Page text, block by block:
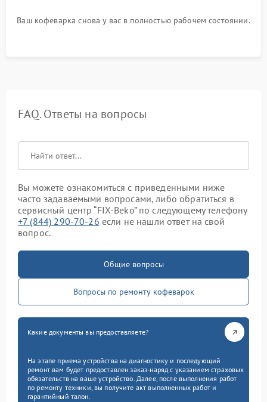
Ваш кофеварка снова у вас в полностью рабочем состоянии.
FAQ. Ответы на вопросы
Вы можете ознакомиться с приведенными ниже
часто задаваемыми вопросами, либо обратиться в
сервисный центр “FIX-Beko” по следующему телефону
+7 (844) 290-70-26 если не нашли ответ на свой
вопрос.
Общие вопросы
Вопросы по ремонту кофеварок
Какие документы вы предоставляете?
На этапе приема устройства на диагностику и последующий
ремонт вам будет предоставлен заказ-наряд с указанием страховых
обязательств на ваше устройство. Далее, после выполнения работ
по ремонту техники, вы получите акт выполненных работ и
гарантийный талон.